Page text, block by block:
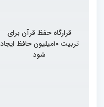
قرارگاه حفظ قرآن برای
تربیت ۱۰میلیون حافظ ایجاد
شود